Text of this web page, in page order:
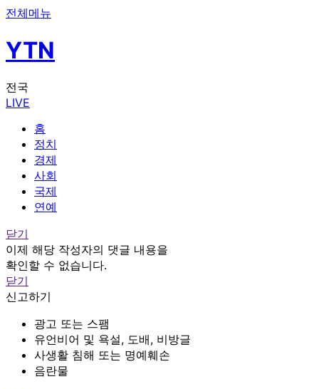
전체메뉴
YTN
전국
LIVE
홈
정치
경제
사회
국제
연예
닫기
이제 해당 작성자의 댓글 내용을
확인할 수 없습니다.
닫기
신고하기
광고 또는 스팸
유언비어 및 욕설, 도배, 비방글
사생활 침해 또는 명예훼손
음란물